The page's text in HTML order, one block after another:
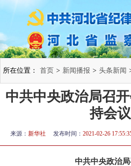
所在位置： 首页 > 新闻播报 > 头条新闻
中共中央政治局召
持会议
来源： 新华社 发布时间： 2021-02-26
中共中央政治